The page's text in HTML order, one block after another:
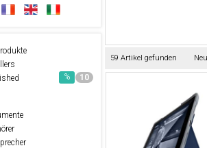
10
%
59 Artikel gefunden